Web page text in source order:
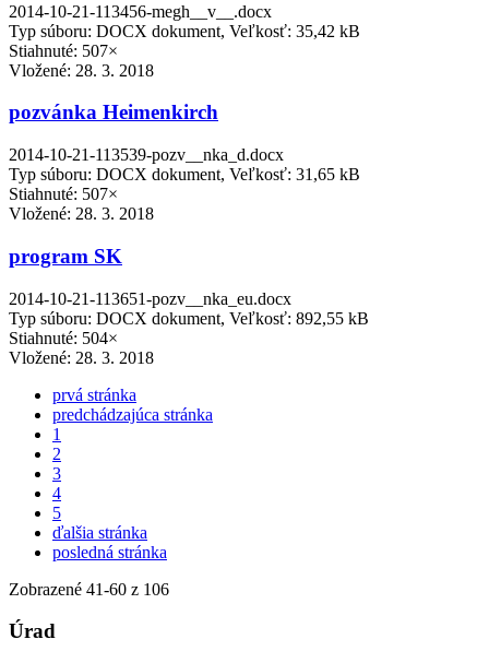
2014-10-21-113456-megh__v__.docx
Typ súboru: DOCX dokument, Veľkosť: 35,42 kB
Stiahnuté: 507×
Vložené: 28. 3. 2018
pozvánka Heimenkirch
2014-10-21-113539-pozv__nka_d.docx
Typ súboru: DOCX dokument, Veľkosť: 31,65 kB
Stiahnuté: 507×
Vložené: 28. 3. 2018
program SK
2014-10-21-113651-pozv__nka_eu.docx
Typ súboru: DOCX dokument, Veľkosť: 892,55 kB
Stiahnuté: 504×
Vložené: 28. 3. 2018
prvá stránka
predchádzajúca stránka
1
2
3
4
5
ďalšia stránka
posledná stránka
Zobrazené 41-60 z 106
Úrad